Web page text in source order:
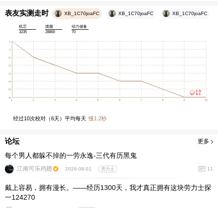
表友实测走时 XB_1C70joaFC XB_1C70joaFC XB_1C70joaFC
机芯
3235
摆频
28800
动力储备
70
经过10次校对（6天）平均每天 慢1.2秒
论坛 更多
每个男人都躲不掉的一劳永逸-三代有历黑鬼
江南可乐鸡翅 2026-08-01 劳力士 11
戴上容易，拥有漫长。——经历1300天，我才真正拥有这块劳力士探
一124270